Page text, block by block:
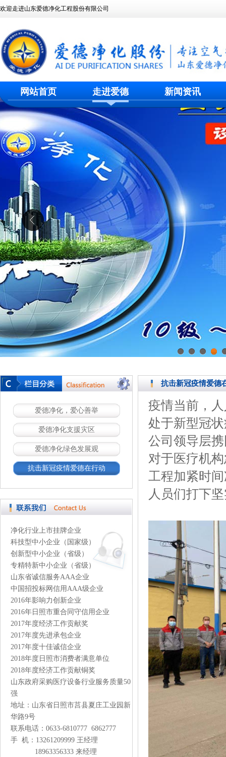
欢迎走进山东爱德净化工程股份有限公司
网站首页 走进爱德 新闻资讯
1 2 3 4
爱德净化，爱心善举
爱德净化支援灾区
爱德净化绿色发展观
抗击新冠疫情爱德在行动
净化行业上市挂牌企业
科技型中小企业（国家级）
创新型中小企业（省级）
专精特新中小企业（省级）
山东省诚信服务AAA企业
中国招投标网信用AAA级企业
2016年影响力创新企业
2016年日照市重合同守信用企业
2017年度经济工作贡献奖
2017年度先进承包企业
2017年度十佳诚信企业
2018年度日照市消费者满意单位
2018年度经济工作贡献铜奖
山东政府采购医疗设备行业服务质量50
强
地址：山东省日照市莒县夏庄工业园新
华路9号
联系电话：0633-6810777 6862777
手 机：13261209999 王经理
18963356333 来经理
抗击新冠疫情爱德
疫情当前，
处于新型冠
公司领导层
对于医疗机
工程加紧时
人员们打下